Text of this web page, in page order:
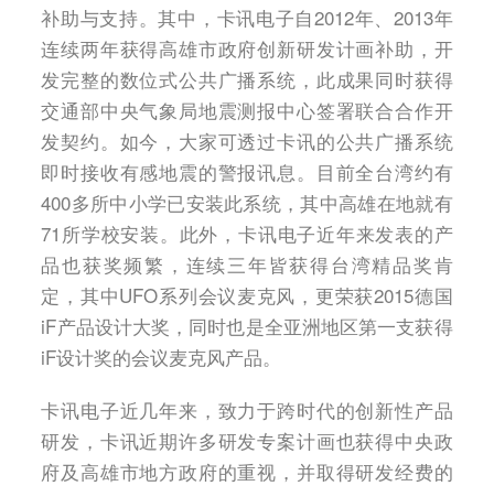
补助与支持。其中，卡讯电子自2012年、2013年
连续两年获得高雄市政府创新研发计画补助，开
发完整的数位式公共广播系统，此成果同时获得
交通部中央气象局地震测报中心签署联合合作开
发契约。如今，大家可透过卡讯的公共广播系统
即时接收有感地震的警报讯息。目前全台湾约有
400多所中小学已安装此系统，其中高雄在地就有
71所学校安装。此外，卡讯电子近年来发表的产
品也获奖频繁，连续三年皆获得台湾精品奖肯
定，其中UFO系列会议麦克风，更荣获2015德国
iF产品设计大奖，同时也是全亚洲地区第一支获得
iF设计奖的会议麦克风产品。
卡讯电子近几年来，致力于跨时代的创新性产品
研发，卡讯近期许多研发专案计画也获得中央政
府及高雄市地方政府的重视，并取得研发经费的